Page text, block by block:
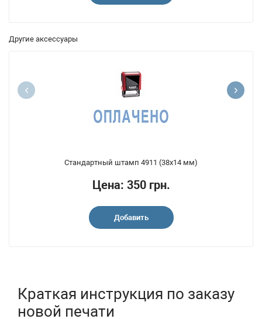
Другие аксессуары
Стандартный штамп 4911 (38x14 мм)
Цена: 350 грн.
Добавить
Краткая инструкция по заказу
новой печати